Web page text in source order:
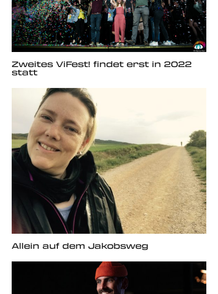
Zweites ViFest! findet erst in 2022
statt
Allein auf dem Jakobsweg